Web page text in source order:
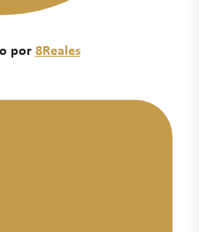
por 8Reales